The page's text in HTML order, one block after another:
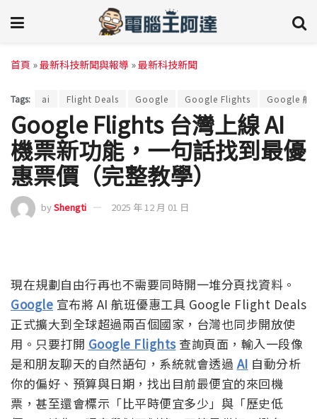
首頁 »最新科技新聞與報導 »最新科技新聞
Tags: ai Flight Deals Google Google Flights Google 航
Google Flights 台灣上線 AI
機票新功能，一句話找到最優
惠票價（完整教學）
byShengti 2025 年 12 月 01 日
現在規劃自由行再也不需要同時開一堆分頁找資料。
Google 宣布將 AI 航班優惠工具 Google Flight Deals
正式擴大到全球超過兩百個國家，台灣也同步開放使
用。只要打開 Google Flights查詢頁面，輸入一段像
是和朋友聊天的自然語句，系統就會透過AI 自動分析
你的偏好、預算與日期，找出目前最便宜的來回機
票，甚至還會標示「比平時便宜多少」與「歷史低